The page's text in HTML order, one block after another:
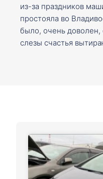
из-за праздников
простояла во
было, очень доволен,
слезы счастья